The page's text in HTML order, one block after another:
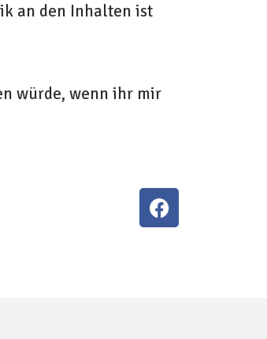
an den Inhalten ist
würde, wenn ihr mir